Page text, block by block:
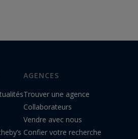
AGENCES
Trouver une agence
Collaborateurs
Vendre avec nous
Confier votre recherche